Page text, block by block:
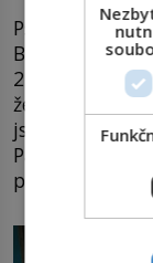
Psychopat
Bestie z
24. říjnem
žen a jednu
jsou
Paradoxem je
policejním